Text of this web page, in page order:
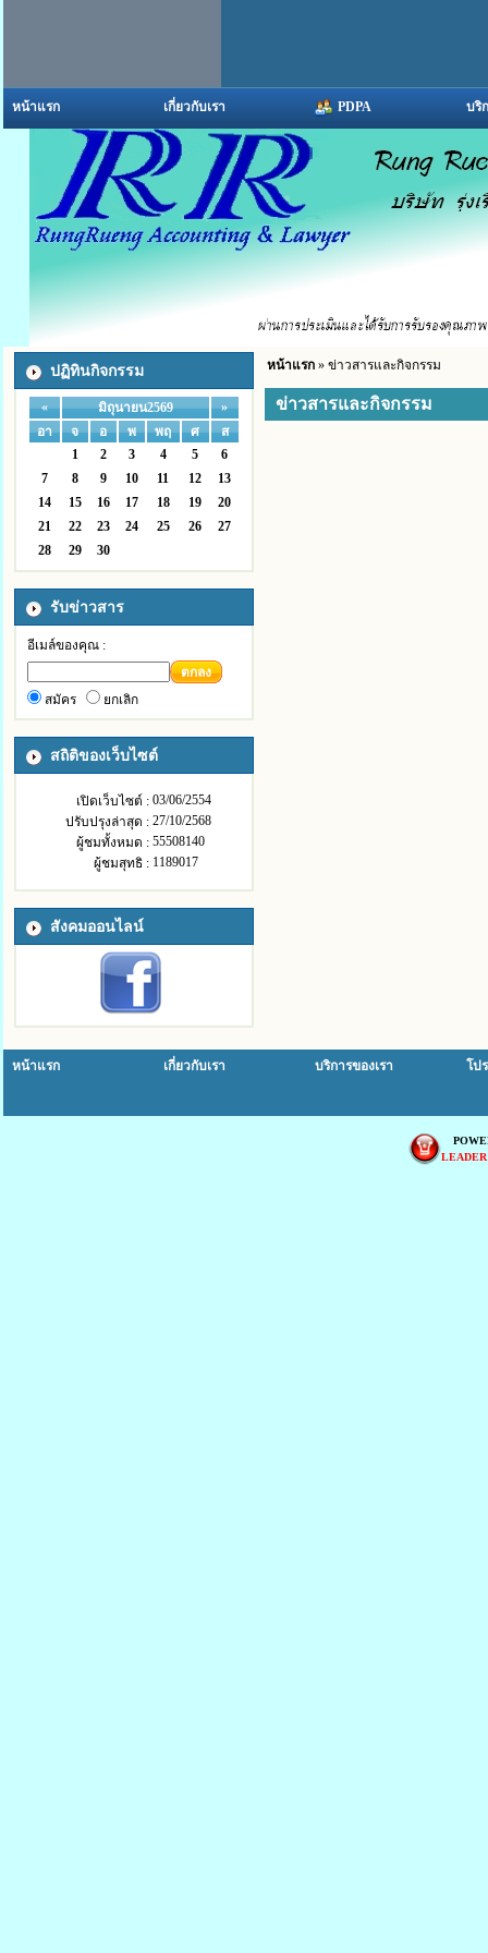
หน้าแรก เกี่ยวกับเรา PDPA บริ
ปฏิทินกิจกรรม
« มิถุนายน2569
»
อา
จ อ พ พฤ ศ
ส
1
2 3 4 5
6
7
8 9 10 11 12
13
14
15 16 17 18 19
20
21
22 23 24 25 26
27
28
29 30
รับข่าวสาร
อีเมล์ของคุณ :
ตกลง
สมัคร
ยกเลิก
สถิติของเว็บไซต์
เปิดเว็บไซต์ : 03/06/2554
ปรับปรุงล่าสุด : 27/10/2568
ผู้ชมทั้งหมด : 55508140
ผู้ชมสุทธิ : 1189017
สังคมออนไลน์
หน้าแรก» ข่าวสารและกิจกรรม
ข่าวสารและกิจกรรม
หน้าแรก เกี่ยวกับเรา บริการของเรา โป